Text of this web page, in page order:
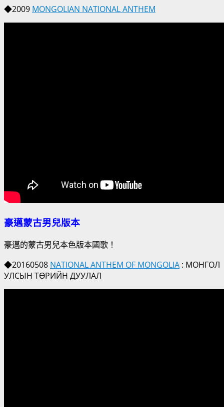
◆2009 MONGOLIAN NATIONAL ANTHEM
豪邁蒙古男兒版本
豪邁的蒙古男兒本色版本國歌！
◆20160508 NATIONAL ANTHEM OF MONGOLIA : МОНГОЛ
УЛСЫН ТӨРИЙН ДУУЛАЛ